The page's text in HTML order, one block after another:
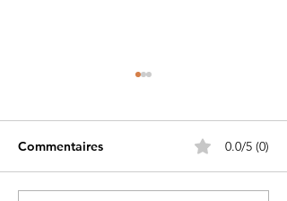
Commentaires 0.0/5 (0)